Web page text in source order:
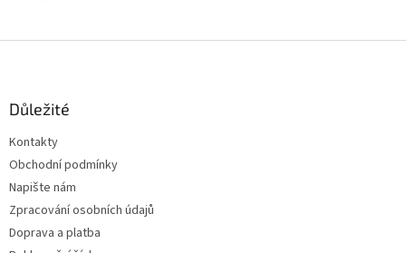
Důležité
Kontakty
Obchodní podmínky
Napište nám
Zpracování osobních údajů
Doprava a platba